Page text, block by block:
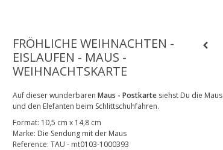
FRÖHLICHE WEIHNACHTEN -
EISLAUFEN - MAUS -
WEIHNACHTSKARTE
Auf dieser wunderbaren Maus - Postkarte siehst Du die Maus
und den Elefanten beim Schlittschuhfahren.
Format: 10,5 cm x 14,8 cm
Marke: Die Sendung mit der Maus
Reference: TAU - mt0103-1000393